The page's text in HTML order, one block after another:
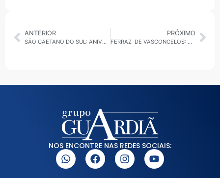
ANTERIOR
SÃO CAETANO DO SUL: ANIVERSÁRIO DE 146 ANOS SERÁ COMEMORADO COM SHOWS DE GRAÇA DO ARAKETU, FELIPE ARAÚJO, IRA E MUITO MAIS
PRÓXIMO
FERRAZ DE VASCONCELOS: CGM RESGATA 16 ANIMAIS EM CONDIÇÕES DE MAUS TRATOS
NOS ENCONTRE NAS REDES SOCIAIS: